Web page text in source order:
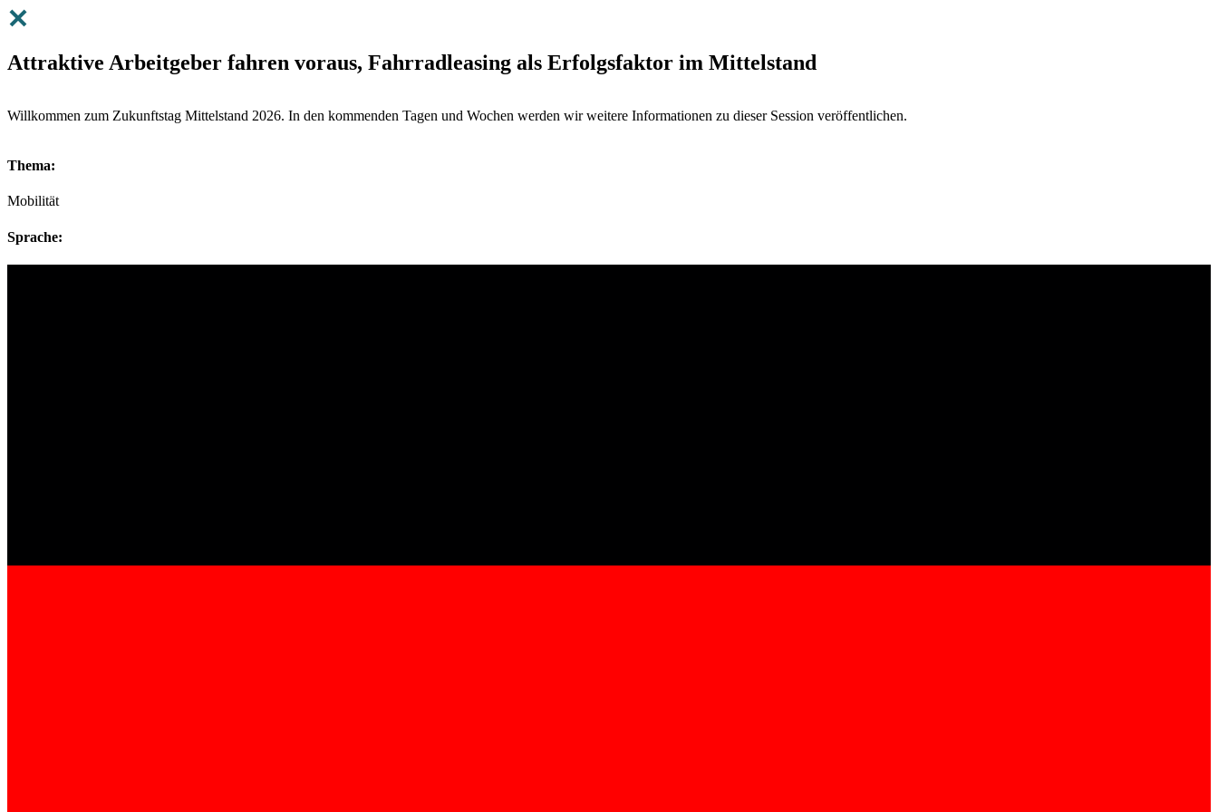
Attraktive Arbeitgeber fahren voraus, Fahrradleasing als Erfolgsfaktor im Mittelstand
Willkommen zum Zukunftstag Mittelstand 2026. In den kommenden Tagen und Wochen werden wir weitere Informationen zu dieser Session veröffentlichen.
Thema:
Mobilität
Sprache: